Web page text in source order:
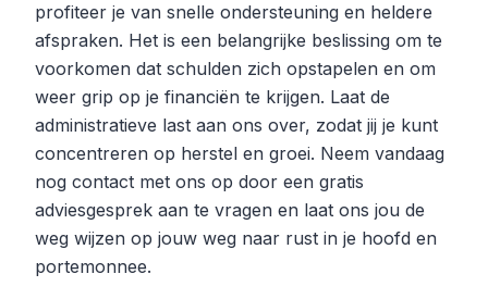
profiteer je van snelle ondersteuning en heldere
afspraken. Het is een belangrijke beslissing om te
voorkomen dat schulden zich opstapelen en om
weer grip op je financiën te krijgen. Laat de
administratieve last aan ons over, zodat jij je kunt
concentreren op herstel en groei. Neem vandaag
nog contact met ons op door een gratis
adviesgesprek aan te vragen en laat ons jou de
weg wijzen op jouw weg naar rust in je hoofd en
portemonnee.